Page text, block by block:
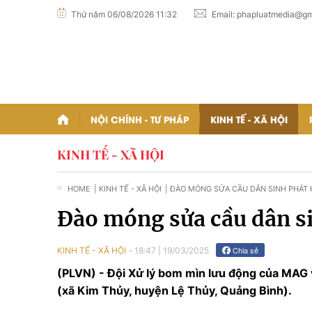
Thứ năm 06/08/2026 11:32 Email:
NỘI CHÍNH - TƯ PHÁP KINH TẾ - XÃ HỘI
KINH TẾ - XÃ HỘI
HOME | KINH TẾ - XÃ HỘI
| ĐÀO MÓNG SỬA CẦU DÂN SINH PHÁT
Đào móng sửa cầu dân
KINH TẾ - XÃ HỘI 18:47 19/03/2025 Chia sẻ
(PLVN) - Đội Xử lý bom mìn lưu động của
(xã Kim Thủy, huyện Lệ Thủy, Quảng Bình).